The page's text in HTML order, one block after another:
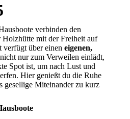
verbinden den
Holzhütte mit der Freiheit auf
verfügt über einen eigenen,
nur zum Verweilen einlädt,
Spot ist, um nach Lust und
Hier genießt du die Ruhe
gesellige Miteinander zu kurz